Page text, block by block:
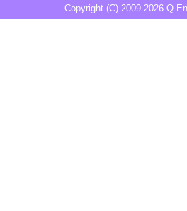
Copyright (C) 2009-2026 Q-